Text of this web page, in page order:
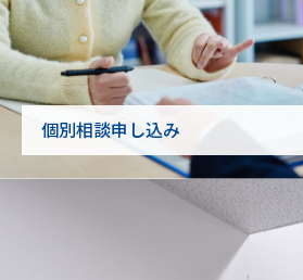
個別相談申し込み